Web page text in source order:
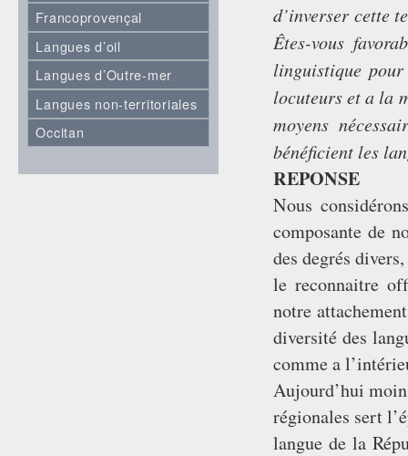
d’inverser cette
Êtes-vous
linguistique
locuteurs et a la
moyens
bénéﬁcient les
REPONSE
Nous
composante de
des degrés
le reconnaitre
notre
diversité des
comme a
Aujourd’hui
régionales sert
langue de la
Francoprovençal
Langues d’oil
Langues d’Outre-mer
Langues non-territoriales
Occitan